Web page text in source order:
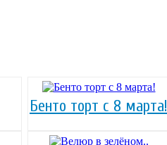
Бенто торт с 8 марта!